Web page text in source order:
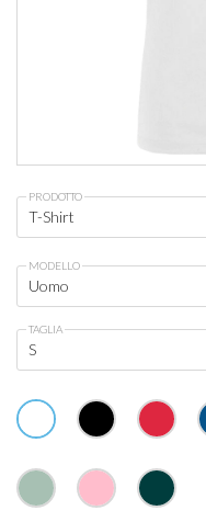
PRODOTTO
MODELLO
TAGLIA